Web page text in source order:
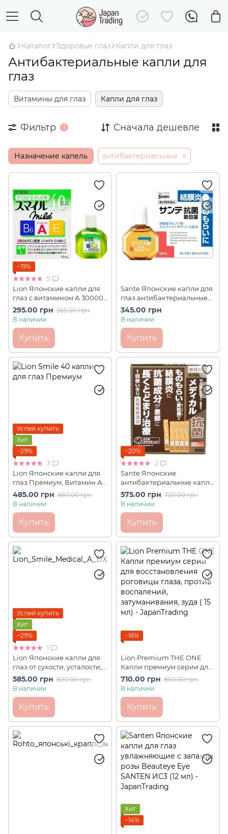
Каталог Здоровье глаз Капли для глаз
Антибактериальные капли для
глаз
Витамины для глаз Капли для глаз
Фильтр 1 Сначала дешевле
Назначение капель антибактериальные
−19%
5
Lion Японские капли для
глаз с витамином А 30000
единиц(зеленые) Mild
40EX ИС2 (15 мл)
295.00 грн 365.00 грн
В наличии
Купить
Sante Японские капли для
глаз антибактериальные
SANTEN Кoukin ИС0 (12 мл)
345.00 грн
В наличии
Купить
Успей купить
Хит
−29%
3
Lion Японские капли для
глаз Премиум, Витамин А
35000 единиц Smile 40
Premium ИС4 (15 мл)
485.00 грн 680.00 грн
В наличии
Купить
−20%
2
Sante Японские
антибактериальные капли
для глаз от конъюнктивита
и ячменя Medical
(20 шт*0,3 мл)
575.00 грн 720.00 грн
В наличии
Купить
Успей купить
Хит
−29%
1
Lion Японские капли для
глаз от сухости, усталости,
покраснения, Витамин А
50000 единиц Smile
585.00 грн 820.00 грн
В наличии
Купить
−16%
Lion Premium THE ONE
Капли премиум серии для
восстановления роговицы
глаза, против воспалений,
40 Mild (15 мл)
710.00 грн 850.00 грн
В наличии
Купить
Хит
−14%